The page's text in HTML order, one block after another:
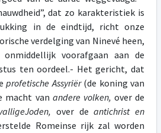
dat zo karakteristiek is
in de eindtijd, richt onze
verdelging van Ninevé heen,
voorafgaan aan de
ten oordeel.- Het gericht, dat
profetische Assyriër (de koning van
macht van andere volken, over de
Joden, over deantichrist en
Romeinse rijk zal worden